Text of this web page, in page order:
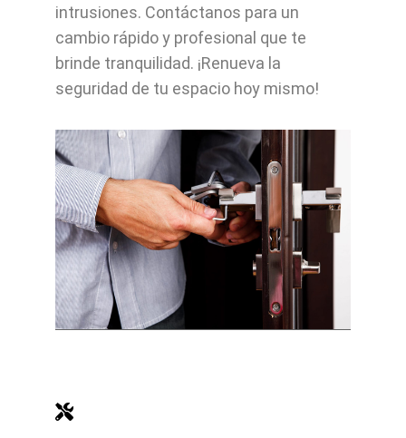
intrusiones. Contáctanos para un
cambio rápido y profesional que te
brinde tranquilidad. ¡Renueva la
seguridad de tu espacio hoy mismo!